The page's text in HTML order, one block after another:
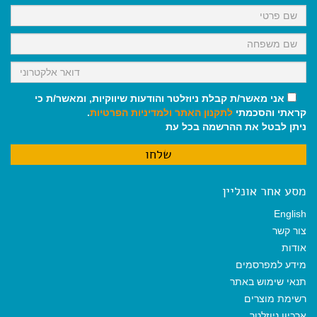
k
p
m
אני מאשר/ת קבלת ניוזלטר והודעות שיווקיות, ומאשר/ת כי
קראתי והסכמתי לתקנון האתר ולמדיניות הפרטיות.
ניתן לבטל את ההרשמה בכל עת
מסע אחר אונליין
English
צור קשר
אודות
מידע למפרסמים
תנאי שימוש באתר
רשימת מוצרים